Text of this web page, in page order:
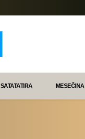
SATATATIRA MESEČINA